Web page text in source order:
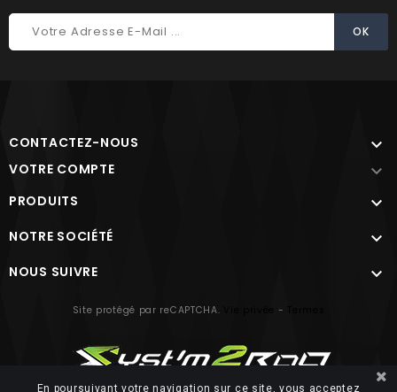
CONTACTEZ-NOUS 
VOTRE COMPTE 
PRODUITS 
NOTRE SOCIÉTÉ 
NOUS SUIVRE 
Site protégé par reCAPTCHA. -
En poursuivant votre navigation sur ce site, vous acceptez